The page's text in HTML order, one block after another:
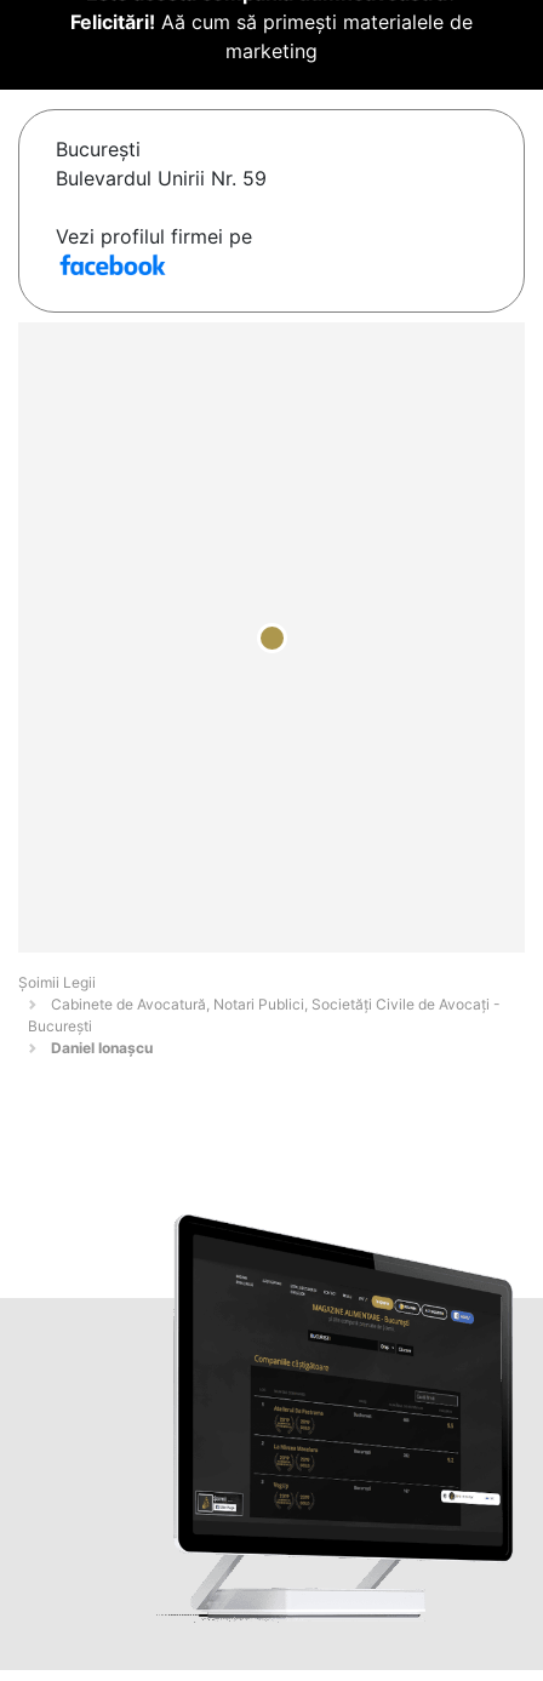
Felicitări! Aă cum să primești materialele de
marketing
Bucureşti
Bulevardul Unirii Nr. 59
Vezi profilul firmei pe
Șoimii Legii
Cabinete de Avocatură, Notari Publici, Societăți Civile de Avocați -
Bucureşti
Daniel Ionașcu